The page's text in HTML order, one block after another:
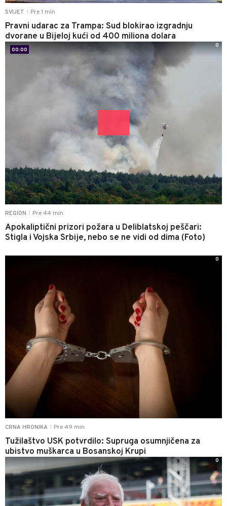
SVIJET Pre 1 min
Pravni udarac za Trampa: Sud blokirao izgradnju
dvorane u Bijeloj kući od 400 miliona dolara
REGION Pre 44 min
Apokaliptični prizori požara u Deliblatskoj peščari:
Stigla i Vojska Srbije, nebo se ne vidi od dima (Foto)
00:00
0
CRNA HRONIKA Pre 49 min
Tužilaštvo USK potvrdilo: Supruga osumnjičena za
ubistvo muškarca u Bosanskoj Krupi
0
0